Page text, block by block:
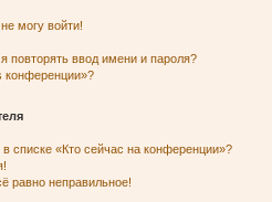
могу войти!
повторять ввод имени и пароля?
конференции»?
списке «Кто сейчас на конференции»?
равно неправильное!